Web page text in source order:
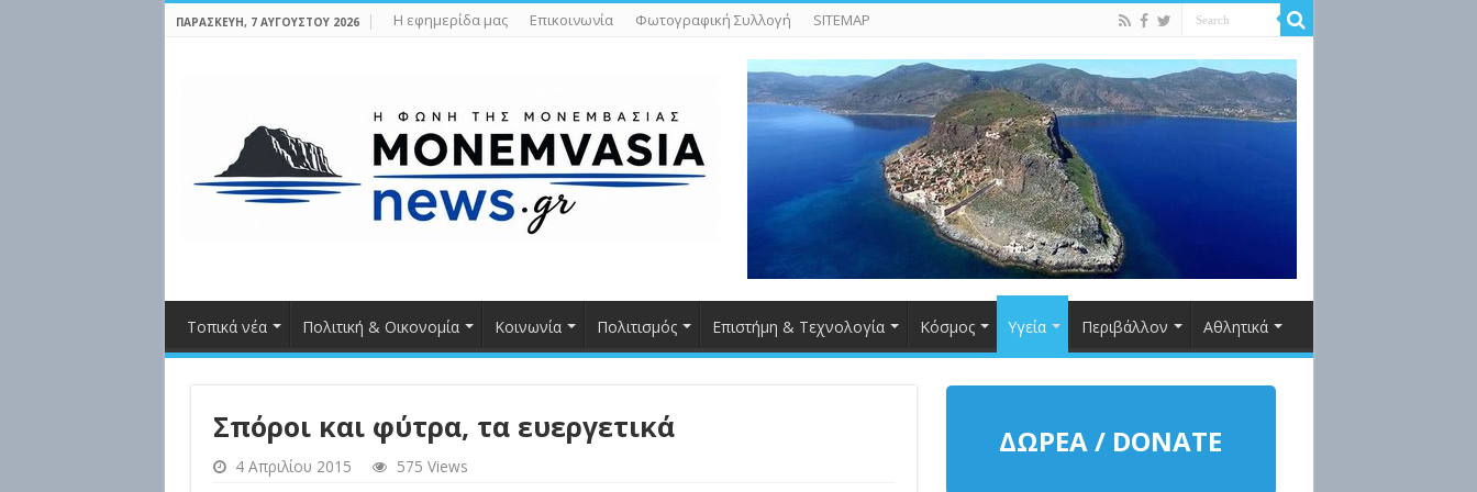
ΠΑΡΑΣΚΕΥΉ, 7 ΑΥΓΟΎΣΤΟΥ 2026 Η εφημερίδα μας Επικοινωνία Φωτογραφική Συλλογή SITEMAP
Τοπικά νέα Πολιτική & Οικονομία Κοινωνία Πολιτισμός Επιστήμη & Τεχνολογία Κόσμος Υγεία Περιβάλλον Αθλητικά
Σπόροι και φύτρα, τα ευεργετικά
4 Απριλίου 2015 575 Views
ΔΩΡΕΑ / DONATE